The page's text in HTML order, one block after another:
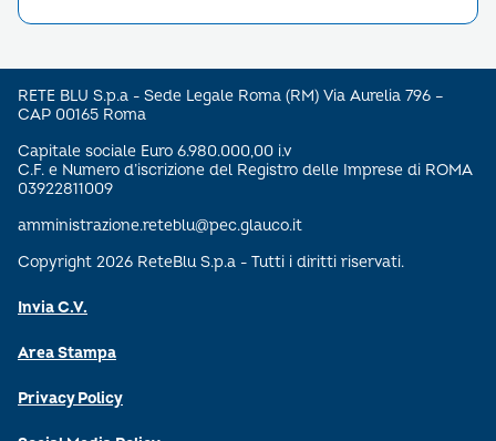
RETE BLU S.p.a - Sede Legale Roma (RM) Via Aurelia 796 –
CAP 00165 Roma
Capitale sociale Euro 6.980.000,00 i.v
C.F. e Numero d’iscrizione del Registro delle Imprese di ROMA
03922811009
amministrazione.reteblu@pec.glauco.it
Copyright 2026 ReteBlu S.p.a - Tutti i diritti riservati.
Invia C.V.
Area Stampa
Privacy Policy